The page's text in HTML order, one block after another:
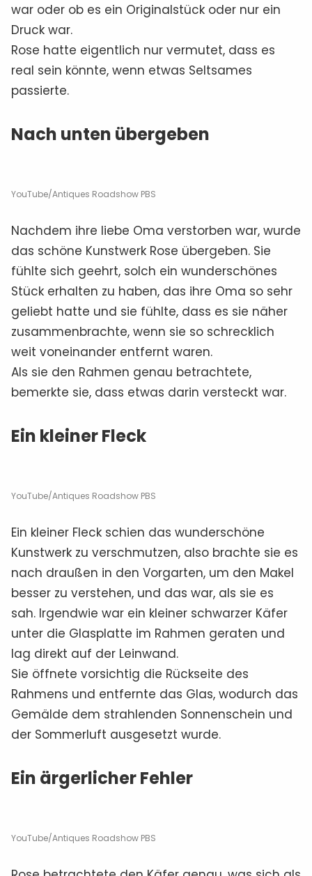
war oder ob es ein Originalstück oder nur ein
Druck war.
Rose hatte eigentlich nur vermutet, dass es
real sein könnte, wenn etwas Seltsames
passierte.
Nach unten übergeben
YouTube/Antiques Roadshow PBS
Nachdem ihre liebe Oma verstorben war, wurde
das schöne Kunstwerk Rose übergeben. Sie
fühlte sich geehrt, solch ein wunderschönes
Stück erhalten zu haben, das ihre Oma so sehr
geliebt hatte und sie fühlte, dass es sie näher
zusammenbrachte, wenn sie so schrecklich
weit voneinander entfernt waren.
Als sie den Rahmen genau betrachtete,
bemerkte sie, dass etwas darin versteckt war.
Ein kleiner Fleck
YouTube/Antiques Roadshow PBS
Ein kleiner Fleck schien das wunderschöne
Kunstwerk zu verschmutzen, also brachte sie es
nach draußen in den Vorgarten, um den Makel
besser zu verstehen, und das war, als sie es
sah. Irgendwie war ein kleiner schwarzer Käfer
unter die Glasplatte im Rahmen geraten und
lag direkt auf der Leinwand.
Sie öffnete vorsichtig die Rückseite des
Rahmens und entfernte das Glas, wodurch das
Gemälde dem strahlenden Sonnenschein und
der Sommerluft ausgesetzt wurde.
Ein ärgerlicher Fehler
YouTube/Antiques Roadshow PBS